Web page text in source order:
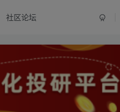
社区论坛